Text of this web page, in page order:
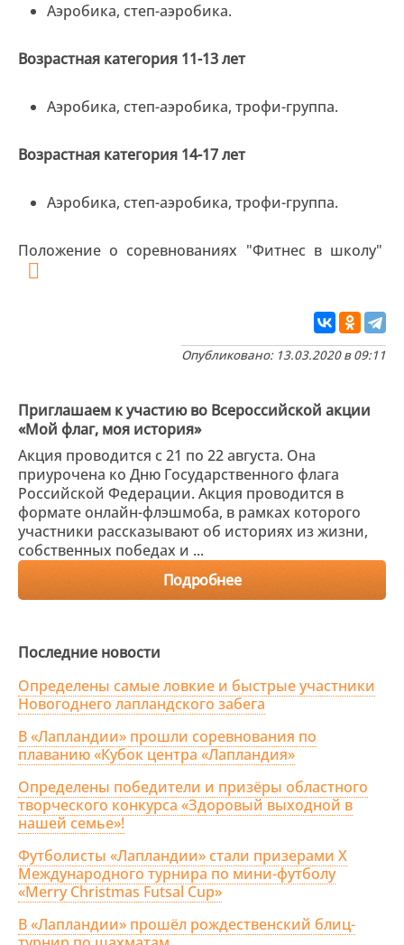
Аэробика, степ-аэробика.
Возрастная категория 11-13 лет
Аэробика, степ-аэробика, трофи-группа.
Возрастная категория 14-17 лет
Аэробика, степ-аэробика, трофи-группа.
Положение о соревнованиях "Фитнес в школу"
Опубликовано: 13.03.2020 в 09:11
Приглашаем к участию во Всероссийской акции
«Мой флаг, моя история»
Акция проводится с 21 по 22 августа. Она
приурочена ко Дню Государственного флага
Российской Федерации. Акция проводится в
формате онлайн-флэшмоба, в рамках которого
участники рассказывают об историях из жизни,
собственных победах и ...
Подробнее
Последние новости
Определены самые ловкие и быстрые участники
Новогоднего лапландского забега
В «Лапландии» прошли соревнования по
плаванию «Кубок центра «Лапландия»
Определены победители и призёры областного
творческого конкурса «Здоровый выходной в
нашей семье»!
Футболисты «Лапландии» стали призерами X
Международного турнира по мини-футболу
«Merry Christmas Futsal Cup»
В «Лапландии» прошёл рождественский блиц-